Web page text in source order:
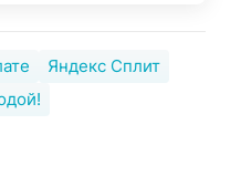
Яндекс Сплит